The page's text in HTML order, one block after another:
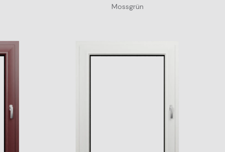
Mossgrün